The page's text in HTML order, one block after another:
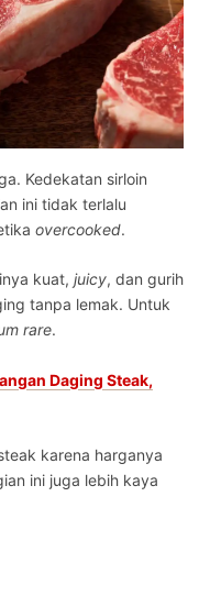
Kedekatan sirloin
ini tidak terlalu
overcooked.
kuat, juicy, dan gurih
tanpa lemak. Untuk
rare.
Daging Steak,
karena harganya
ini juga lebih kaya